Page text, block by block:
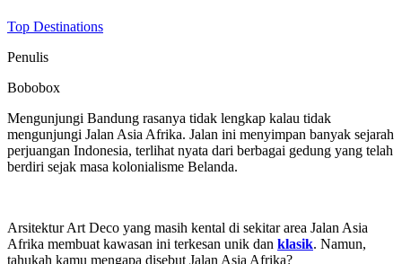
Top Destinations
Penulis
Bobobox
Mengunjungi Bandung rasanya tidak lengkap kalau tidak
mengunjungi Jalan Asia Afrika. Jalan ini menyimpan banyak sejarah
perjuangan Indonesia, terlihat nyata dari berbagai gedung yang telah
berdiri sejak masa kolonialisme Belanda.
Arsitektur Art Deco yang masih kental di sekitar area Jalan Asia
Afrika membuat kawasan ini terkesan unik dan klasik. Namun,
tahukah kamu mengapa disebut Jalan Asia Afrika?